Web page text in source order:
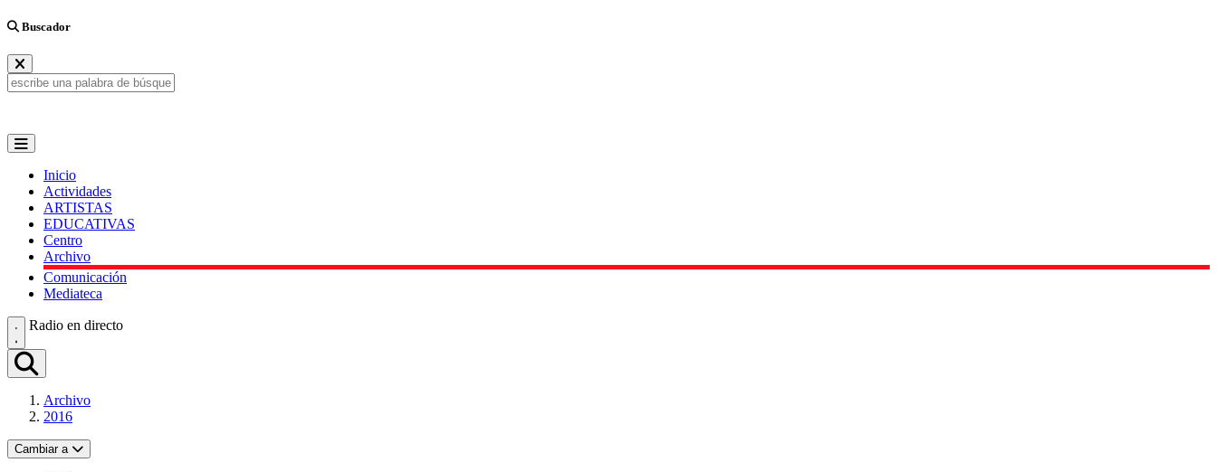
Buscador
Inicio
Actividades
ARTISTAS
EDUCATIVAS
Centro
Archivo
Comunicación
Mediateca
Radio en directo
Archivo
2016
Cambiar a